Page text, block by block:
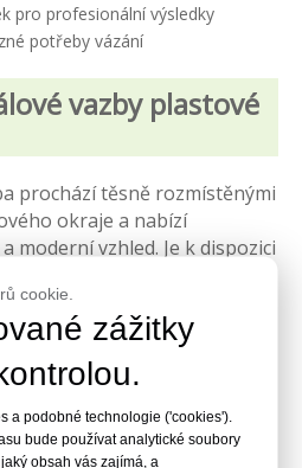
pro profesionální výsledky
potřeby vázání
vazby plastové
prochází těsně rozmístěnými
okraje a nabízí
moderní vzhled. Je k dispozici
a roztečích a je
velkoobjemové vázací
a rozteče
vazbu
cookie.
zážitky
a podobné technologie ('cookies').
bude používat analytické soubory
obsah vás zajímá, a